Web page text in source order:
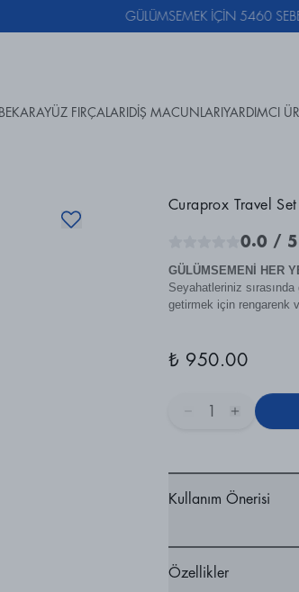
GÜLÜMSEMEK İÇİN 5460 SEBEBİN VAR!
ARAYÜZ FIRÇALARI DİŞ MACUNLARI YARDIMCI
Curaprox Travel
0.0 / 5
GÜLÜMSEMENİ HER
Seyahatleriniz
getirmek için rengarenk
₺ 950.00
1
Kullanım Önerisi
Özellikler